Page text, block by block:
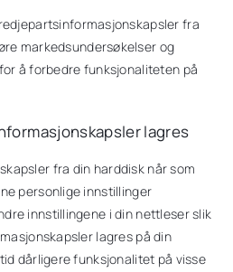
fra
markedsundersøkelser og
å forbedre funksjonaliteten på
lagres
fra din harddisk når som
personlige innstillinger
innstillingene i din nettleser slik
lagres på din
dårligere funksjonalitet på visse